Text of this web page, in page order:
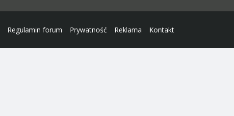
Kontakt
Reklama
Prywatność
Regulamin forum